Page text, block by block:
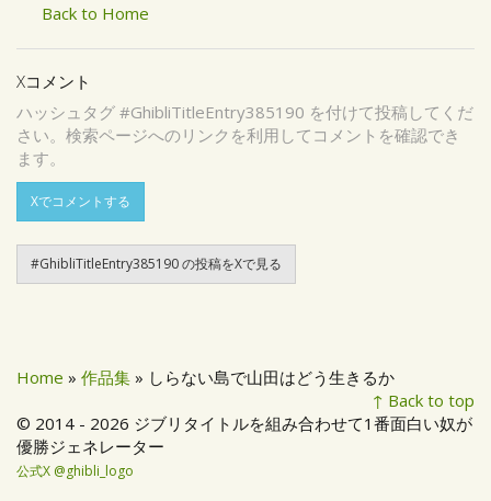
Back to Home
Xコメント
ハッシュタグ #GhibliTitleEntry385190 を付けて投稿してくだ
さい。検索ページへのリンクを利用してコメントを確認でき
ます。
Xでコメントする
#GhibliTitleEntry385190 の投稿をXで見る
Home » 作品集 » しらない島で山田はどう生きるか
↑ Back to top
© 2014 - 2026 ジブリタイトルを組み合わせて1番面白い奴が
優勝ジェネレーター
公式X @ghibli_logo